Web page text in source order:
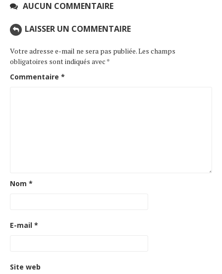
AUCUN COMMENTAIRE
LAISSER UN COMMENTAIRE
Votre adresse e-mail ne sera pas publiée.Les champs
obligatoires sont indiqués avec *
Commentaire *
Nom *
E-mail *
Site web